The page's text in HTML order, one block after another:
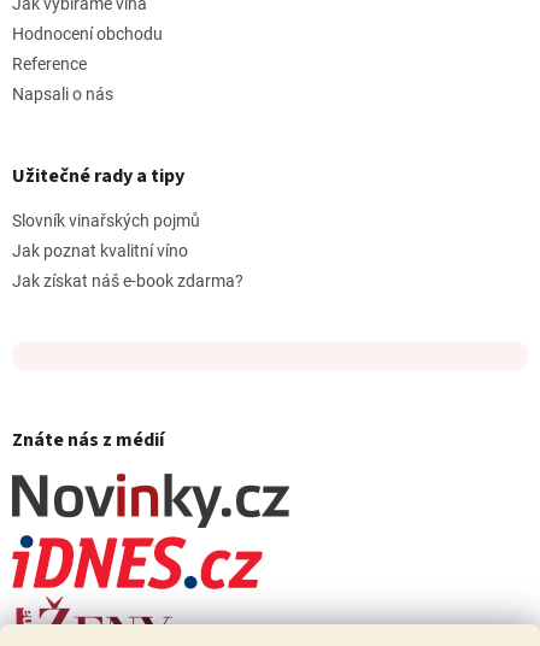
Hodnocení obchodu
Reference
Napsali o nás
Užitečné rady a tipy
Slovník vinařských pojmů
Jak poznat kvalitní víno
Jak získat náš e-book zdarma?
Znáte nás z médií